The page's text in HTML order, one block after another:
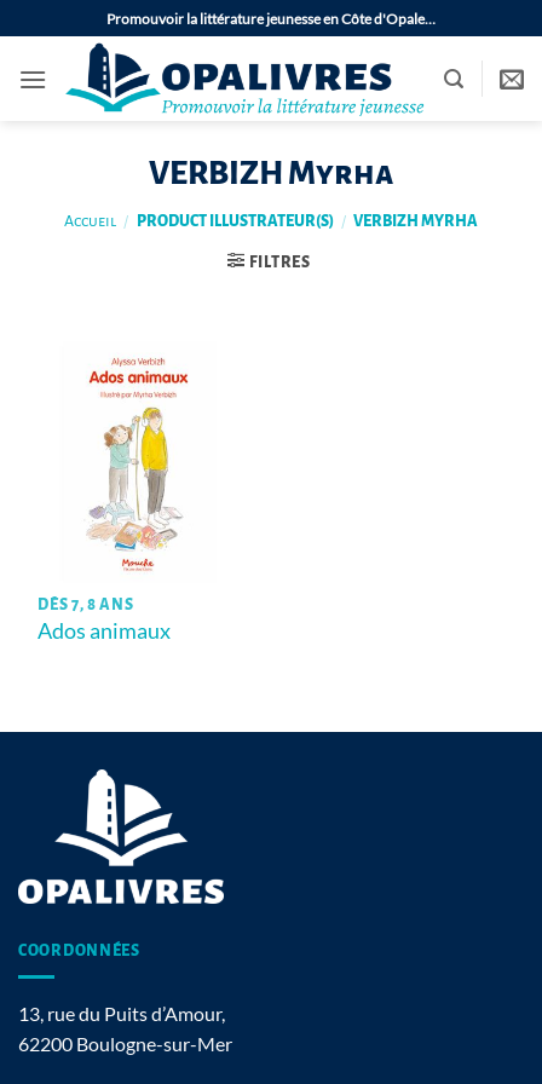
au
contenu
Promouvoir la littérature jeunesse en Côte d'Opale…
VERBIZH Myrha
Accueil / PRODUCT ILLUSTRATEUR(S) / VERBIZH MYRHA
FILTRES
DÈS 7, 8 ANS
Ados animaux
COORDONNÉES
13, rue du Puits d’Amour,
62200 Boulogne-sur-Mer